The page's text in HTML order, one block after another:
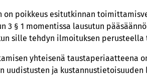
tunnustuksen perusteella
etu esitutkinnan rajoittamisen
etu
on poikkeus esitutkinnan
3 § 1 momentissa lausutun
sille tehdyn ilmoituksen perusteella
yhteisenä taustaperiaatteena
uudistusten ja